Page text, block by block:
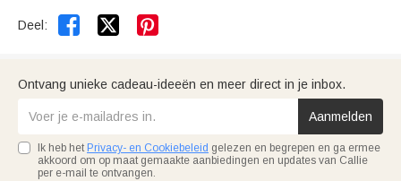
Deel:  
Ontvang unieke cadeau-ideeën en meer direct in je inbox.
Aanmelden
Ik heb het Privacy- en Cookiebeleid gelezen en begrepen en ga ermee
akkoord om op maat gemaakte aanbiedingen en updates van Callie
per e-mail te ontvangen.